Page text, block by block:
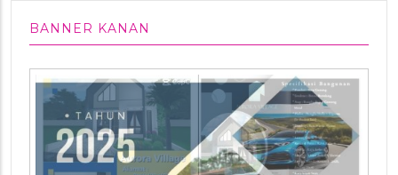
BANNER KANAN